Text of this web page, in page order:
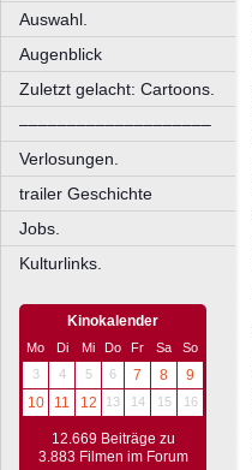
Auswahl.
Augenblick
Zuletzt gelacht: Cartoons.
––––––––––––––––––––
Verlosungen.
trailer Geschichte
Jobs.
Kulturlinks.
Kinokalender
Mo Di Mi Do Fr Sa
So
3
4 5 6 7 8
9
10
11 12 13 14 15 16
12.669 Beiträge zu
3.883 Filmen im Forum